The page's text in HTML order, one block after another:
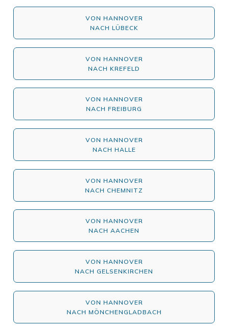
VON HANNOVER
NACH LÜBECK
VON HANNOVER
NACH KREFELD
VON HANNOVER
NACH FREIBURG
VON HANNOVER
NACH HALLE
VON HANNOVER
NACH CHEMNITZ
VON HANNOVER
NACH AACHEN
VON HANNOVER
NACH GELSENKIRCHEN
VON HANNOVER
NACH MÖNCHENGLADBACH